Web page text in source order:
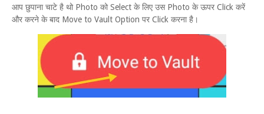
आप छुपाना चाटे है थो Photo को Select के लिए उस Photo के ऊपर Click करें
और करने के बाद Move to Vault Option पर Click करना है।